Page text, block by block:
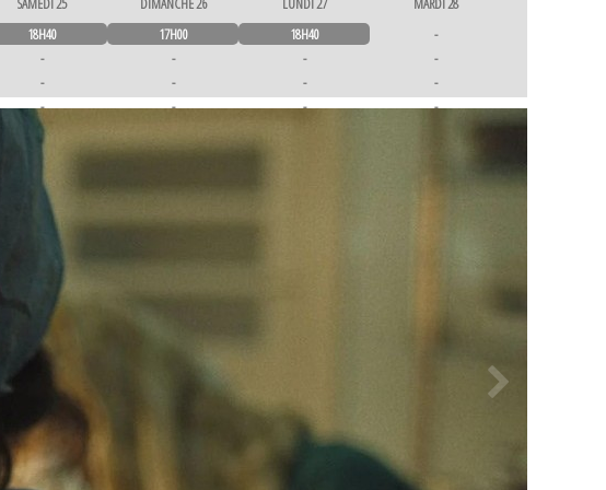
18H40
-
-
-
-
17H00
-
-
-
-
18H40
-
-
-
-
-
-
-